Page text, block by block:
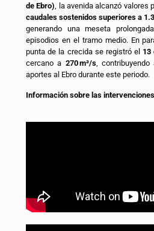
de Ebro), la avenida alcanzó valores
caudales sostenidos superiores a
generando una meseta
episodios en el tramo medio. En
punta de la crecida se registró el 13
cercano a 270m³/s,
aportes al Ebro durante este periodo.
Información sobre las intervenciones